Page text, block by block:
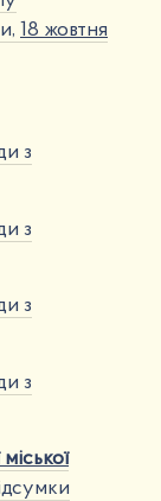
18 жовтня
з
з
з
з